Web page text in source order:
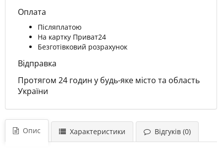
Оплата
Післяплатою
На картку Приват24
Безготівковий розрахунок
Відправка
Протягом 24 годин у будь-яке місто та область
України
Опис Характеристики Відгуків (0)